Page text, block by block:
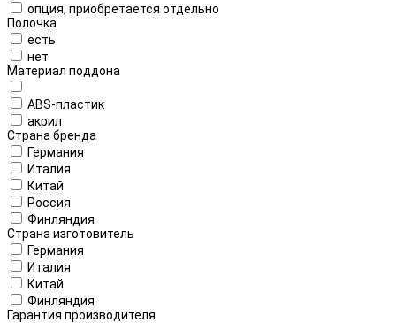
опция, приобретается отдельно
Полочка
есть
нет
Материал поддона
ABS-пластик
акрил
Страна бренда
Германия
Италия
Китай
Россия
Финляндия
Страна изготовитель
Германия
Италия
Китай
Финляндия
Гарантия производителя